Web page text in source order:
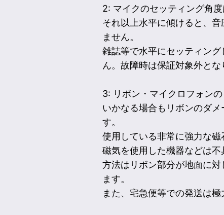
2: マイクのセッティング角
それ以上水平に傾けると、
ません。
雑誌等で水平にセッティン
ん。故障時は保証対象外とな
3: リボン・マイクロフォン
いかなる場合もリボンのダ
す。
使用している非常に強力な
磁気を使用した機器などは
方法はリボン部分が地面に
ます。
また、宅急便等での発送は